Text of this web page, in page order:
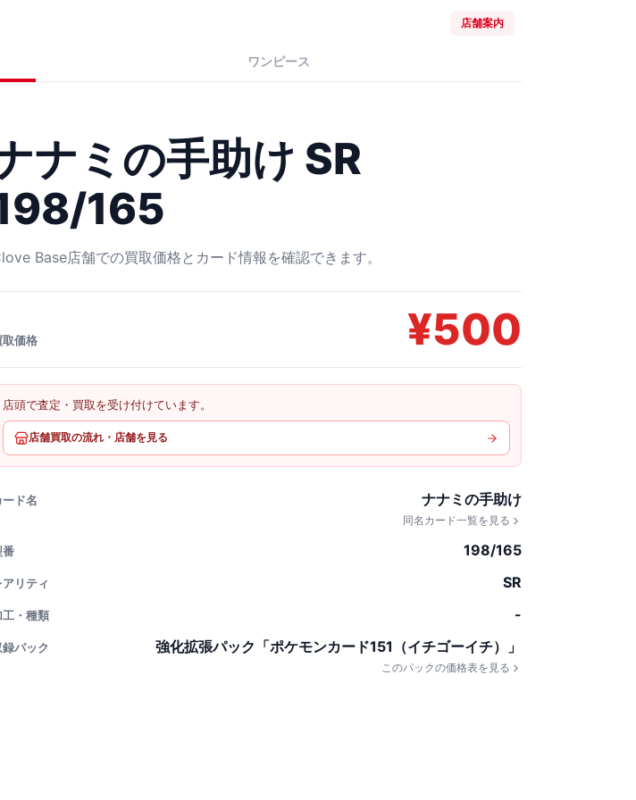
店舗案内
ワンピース
ナミの手助け SR
165
Base店舗での買取価格とカード情報を確認できます。
取価格 ¥500
店頭で査定・買取を受け付けています。
店舗買取の流れ・店舗を見る
ード名 ナナミの手助け
同名カード一覧を見る
番 198/165
アリティ SR
工・種類 -
録パック 強化拡張パック「ポケモンカード151（イチゴーイチ）」
このパックの価格表を見る